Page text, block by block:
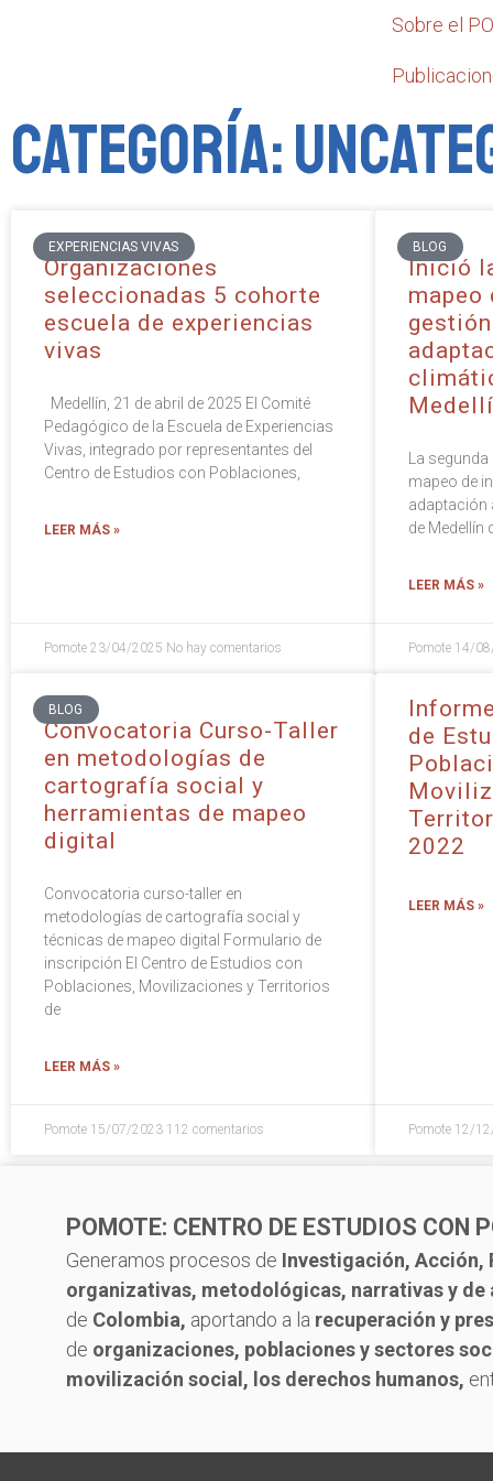
Sobre el
Categoría:
EXPERIENCIAS VIVAS
Organizaciones
seleccionadas 5 cohorte
escuela de experiencias
vivas
Medellín, 21 de abril de 2025 El Comité
Pedagógico de la Escuela de Experiencias
Vivas, integrado por representantes del
Centro de Estudios con Poblaciones,
LEER MÁS »
Pomote 23/04/2025 No hay comentarios
BLOG
Inició
La
mapeo de
adaptación
de Medellín
LEER MÁS »
Pomote 14/
BLOG
Convocatoria Curso-Taller
en metodologías de
cartografía social y
herramientas de mapeo
digital
Convocatoria curso-taller en
metodologías de cartografía social y
técnicas de mapeo digital Formulario de
inscripción El Centro de Estudios con
Poblaciones, Movilizaciones y Territorios
de
LEER MÁS »
Pomote 15/07/2023 112 comentarios
de
2022
LEER MÁS »
Pomote 12/
POMOTE: CENTRO DE ESTUDIOS CON
Generamos procesos de Investigación, Acción,
organizativas, metodológicas, narrativas y
de Colombia, aportando a la recuperación y
de organizaciones, poblaciones y sectores
movilización social, los derechos humanos,